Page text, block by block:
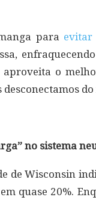
para evitar
o
no sistema
de Wisconsin
quase 20%.